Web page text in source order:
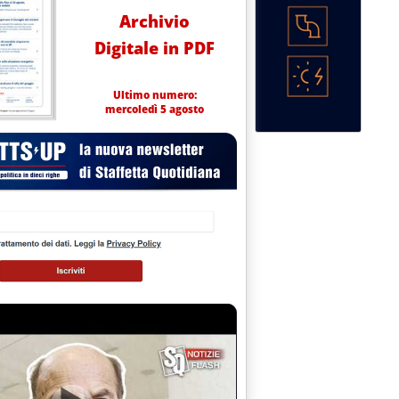
Archivio
Digitale in PDF
Ultimo numero:
mercoledì 5 agosto